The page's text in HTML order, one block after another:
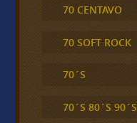
70 CENTAVO
70 SOFT ROCK
70´S
70´S 80´S 90´S